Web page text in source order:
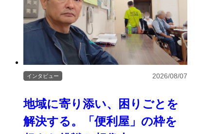
地域に寄り添い、困りごとを
解決する。「便利屋」の枠を
インタビュー 2026/08/07